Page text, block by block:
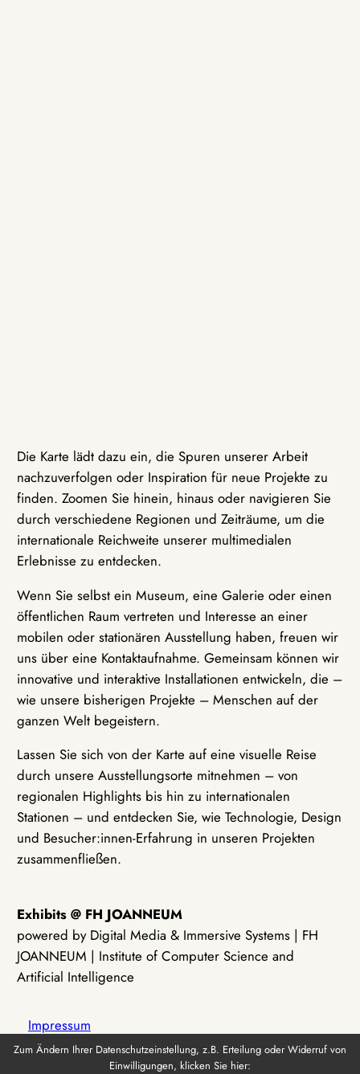
Die Karte lädt dazu ein, die Spuren unserer Arbeit
nachzuverfolgen oder Inspiration für neue Projekte zu
finden. Zoomen Sie hinein, hinaus oder navigieren Sie
durch verschiedene Regionen und Zeiträume, um die
internationale Reichweite unserer multimedialen
Erlebnisse zu entdecken.
Wenn Sie selbst ein Museum, eine Galerie oder einen
öffentlichen Raum vertreten und Interesse an einer
mobilen oder stationären Ausstellung haben, freuen wir
uns über eine Kontaktaufnahme. Gemeinsam können wir
innovative und interaktive Installationen entwickeln, die –
wie unsere bisherigen Projekte – Menschen auf der
ganzen Welt begeistern.
Lassen Sie sich von der Karte auf eine visuelle Reise
durch unsere Ausstellungsorte mitnehmen – von
regionalen Highlights bis hin zu internationalen
Stationen – und entdecken Sie, wie Technologie, Design
und Besucher:innen-Erfahrung in unseren Projekten
zusammenfließen.
Exhibits @ FH JOANNEUM
powered by Digital Media & Immersive Systems | FH
JOANNEUM | Institute of Computer Science and
Artificial Intelligence
Impressum
Zum Ändern Ihrer Datenschutzeinstellung, z.B. Erteilung oder Widerruf von
Einwilligungen, klicken Sie hier: